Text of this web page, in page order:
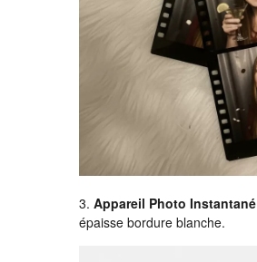
3.Appareil Photo Instantané
épaisse bordure blanche.